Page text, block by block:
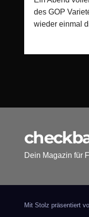
des GOP
wieder einmal
Dein Magazin für
Mit Stolz präsentiert